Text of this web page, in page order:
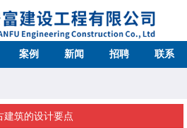
案例 新闻 招聘 联系
建筑的设计要点